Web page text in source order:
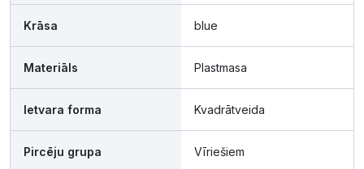
Krāsa blue
Materiāls Plastmasa
Ietvara forma Kvadrātveida
Pircēju grupa Vīriešiem